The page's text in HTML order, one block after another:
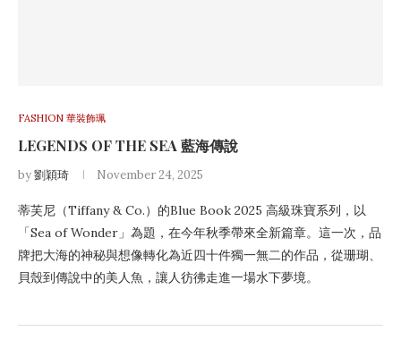
FASHION 華裝飾珮
LEGENDS OF THE SEA 藍海傳說
by劉穎琦 November 24, 2025
蒂芙尼（Tiffany & Co.）的Blue Book 2025 高級珠寶系列，以
「Sea of Wonder」為題，在今年秋季帶來全新篇章。這一次，品
牌把大海的神秘與想像轉化為近四十件獨一無二的作品，從珊瑚、
貝殼到傳說中的美人魚，讓人彷彿走進一場水下夢境。